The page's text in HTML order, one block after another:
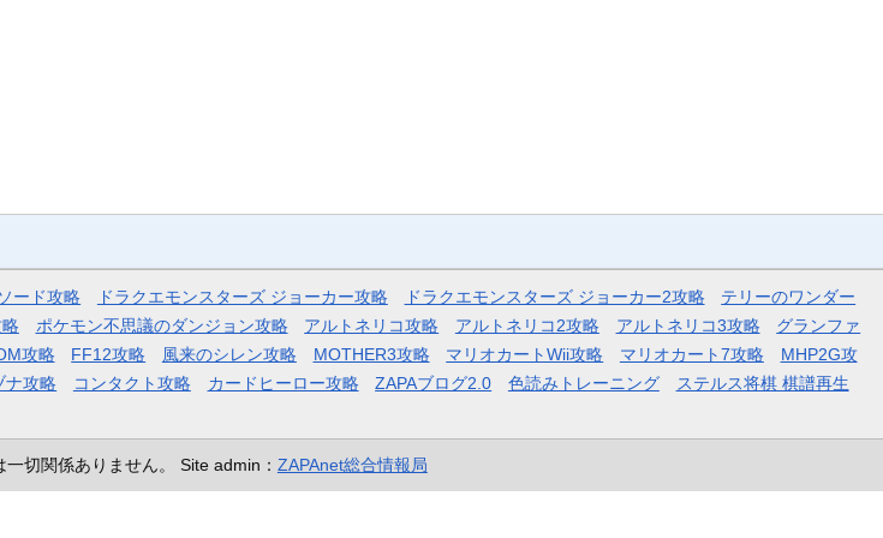
ード攻略 ドラクエモンスターズ ジョーカー攻略 ドラクエモンスターズ ジョーカー2攻略
テリーのワンダー
ポケモン不思議のダンジョン攻略 アルトネリコ攻略 アルトネリコ2攻略 アルトネリコ3攻略
グランファ
攻略 FF12攻略 風来のシレン攻略 MOTHER3攻略 マリオカートWii攻略 マリオカート7攻略
MHP2G攻
ナ攻略 コンタクト攻略 カードヒーロー攻略 ZAPAブログ2.0 色読みトレーニング
ステルス将棋 棋譜再生
切関係ありません。 Site admin： ZAPAnet総合情報局